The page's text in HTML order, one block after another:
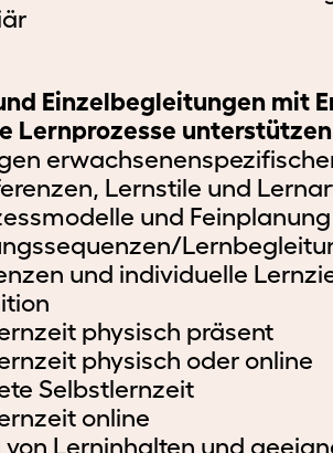
Einzelbegleitungen mit
Lernprozesse unterstützen
Lernstile und
und
und individuelle
physisch präsent
physisch oder online
Selbstlernzeit
online
von Lerninhalten und